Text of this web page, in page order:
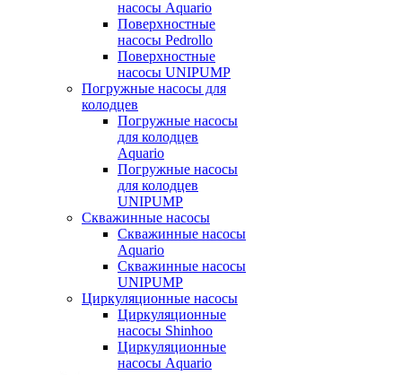
насосы Aquario
Поверхностные
насосы Pedrollo
Поверхностные
насосы UNIPUMP
Погружные насосы для
колодцев
Погружные насосы
для колодцев
Aquario
Погружные насосы
для колодцев
UNIPUMP
Скважинные насосы
Скважинные насосы
Aquario
Скважинные насосы
UNIPUMP
Циркуляционные насосы
Циркуляционные
насосы Shinhoo
Циркуляционные
насосы Aquario